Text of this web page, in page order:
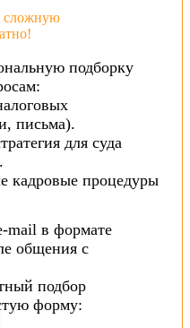
сложную
подборку
письма).
для суда
кадровые процедуры
mail в формате
общения с
подбор
форму: